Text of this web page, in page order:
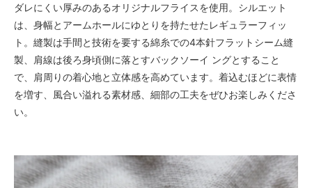
【F.NAVY】
SOLD OUT
×
SOLD OUT
×
ダレにくい厚みのあるオリジナルフライスを使用。シルエット
は、身幅とアームホールにゆとりを持たせたレギュラーフィッ
ト。縫製は手間と技術を要する綿糸での4本針フラットシーム縫
製、肩線は後ろ身頃側に落とすバックソーイ ングとすること
で、肩周りの着心地と立体感を高めています。着込むほどに表情
を増す、風合い溢れる素材感、細部の工夫をぜひお楽しみくださ
い。